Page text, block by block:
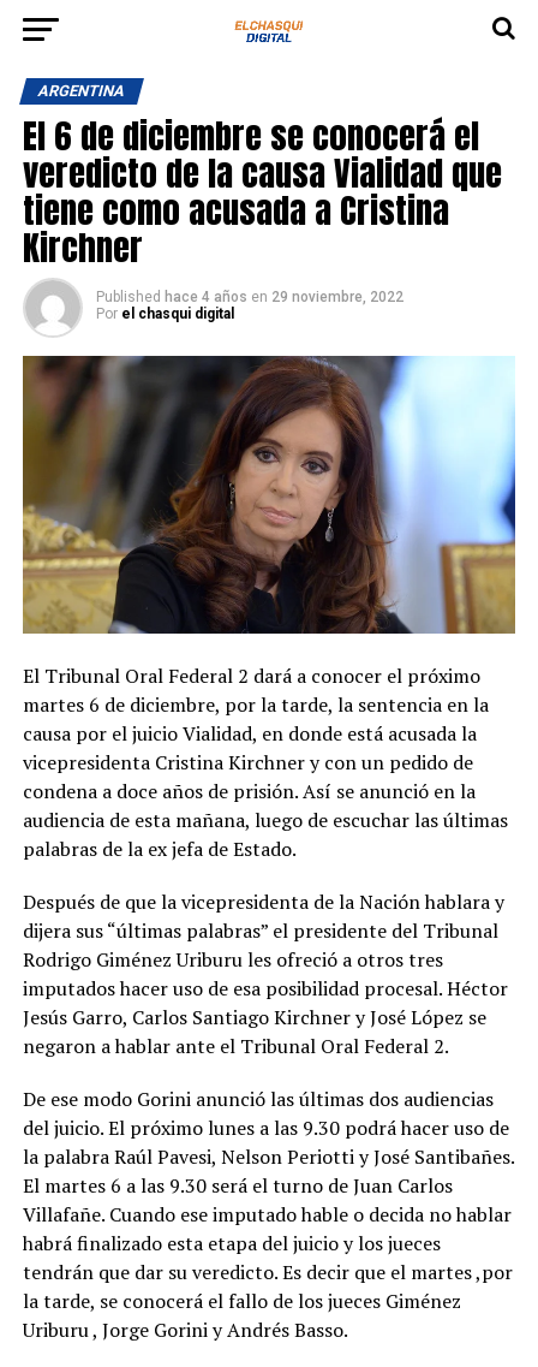
ARGENTINA
El 6 de diciembre se conocerá el
veredicto de la causa Vialidad que
tiene como acusada a Cristina
Kirchner
Published hace 4 años en 29 noviembre, 2022
Por el chasqui digital
El Tribunal Oral Federal 2 dará a conocer el próximo
martes 6 de diciembre, por la tarde, la sentencia en la
causa por el juicio Vialidad, en donde está acusada la
vicepresidenta Cristina Kirchner y con un pedido de
condena a doce años de prisión. Así se anunció en la
audiencia de esta mañana, luego de escuchar las últimas
palabras de la ex jefa de Estado.
Después de que la vicepresidenta de la Nación hablara y
dijera sus “últimas palabras” el presidente del Tribunal
Rodrigo Giménez Uriburu les ofreció a otros tres
imputados hacer uso de esa posibilidad procesal. Héctor
Jesús Garro, Carlos Santiago Kirchner y José López se
negaron a hablar ante el Tribunal Oral Federal 2.
De ese modo Gorini anunció las últimas dos audiencias
del juicio. El próximo lunes a las 9.30 podrá hacer uso de
la palabra Raúl Pavesi, Nelson Periotti y José Santibañes.
El martes 6 a las 9.30 será el turno de Juan Carlos
Villafañe. Cuando ese imputado hable o decida no hablar
habrá finalizado esta etapa del juicio y los jueces
tendrán que dar su veredicto. Es decir que el martes ,por
la tarde, se conocerá el fallo de los jueces Giménez
Uriburu , Jorge Gorini y Andrés Basso.